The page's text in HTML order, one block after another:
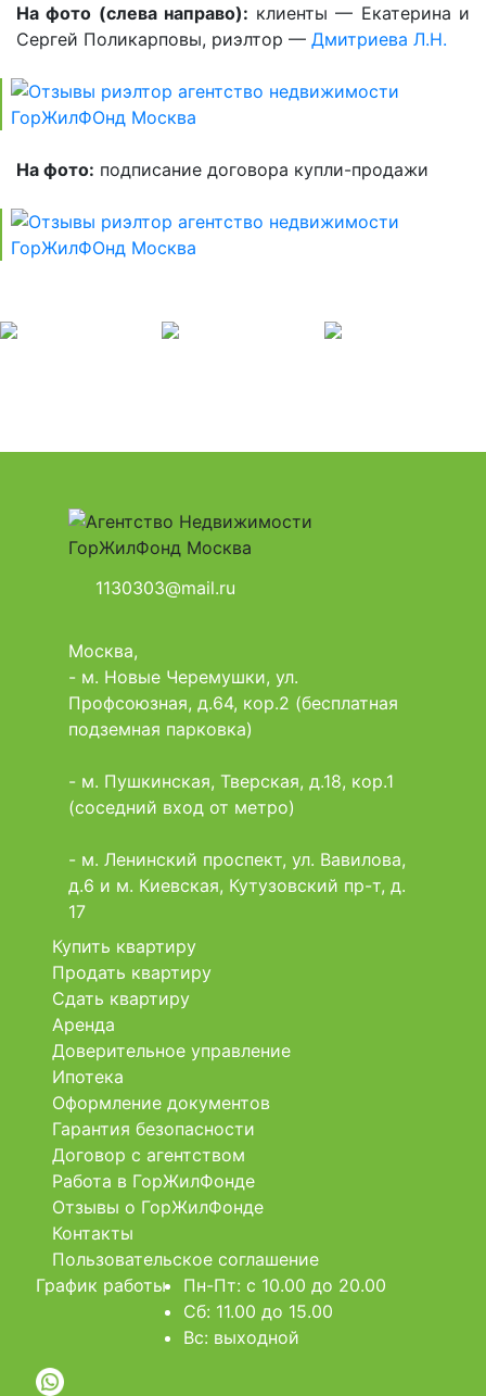
На фото (слева направо): клиенты — Екатерина и
Сергей Поликарповы, риэлтор — Дмитриева Л.Н.
На фото: подписание договора купли-продажи
1130303@mail.ru
Москва,
- м. Новые Черемушки, ул.
Профсоюзная, д.64, кор.2 (бесплатная
подземная парковка)
- м. Пушкинская, Тверская, д.18, кор.1
(соседний вход от метро)
- м. Ленинский проспект, ул. Вавилова,
д.6 и м. Киевская, Кутузовский пр-т, д.
17
Купить квартиру
Продать квартиру
Сдать квартиру
Аренда
Доверительное управление
Ипотека
Оформление документов
Гарантия безопасности
Договор с агентством
Работа в ГорЖилФонде
Отзывы о ГорЖилФонде
Контакты
Пользовательское соглашение
График работы
Пн-Пт: c 10.00 до 20.00
Сб: 11.00 до 15.00
Вс: выходной